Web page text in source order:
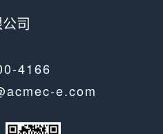
司
4166
e.com